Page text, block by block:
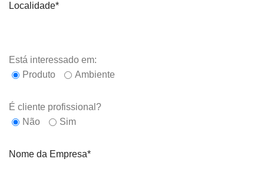
Localidade*
Está interessado em:
Produto
Ambiente
É cliente profissional?
Não
Sim
Nome da Empresa*